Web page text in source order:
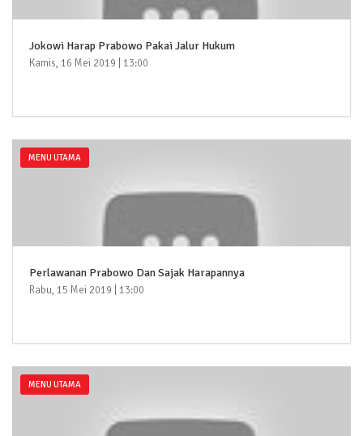
Jokowi Harap Prabowo Pakai Jalur Hukum
Kamis, 16 Mei 2019 | 13:00
MENU UTAMA
Perlawanan Prabowo Dan Sajak Harapannya
Rabu, 15 Mei 2019 | 13:00
MENU UTAMA